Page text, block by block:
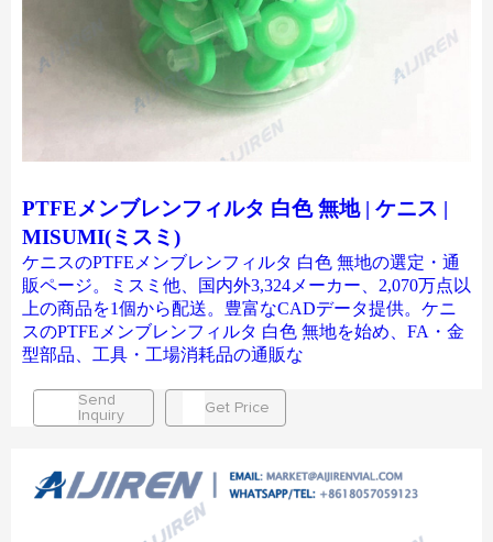
PTFEメンブレンフィルタ 白色 無地 | ケニス |
MISUMI(ミスミ)
ケニスのPTFEメンブレンフィルタ 白色 無地の選定・通
販ページ。ミスミ他、国内外3,324メーカー、2,070万点以
上の商品を1個から配送。豊富なCADデータ提供。ケニ
スのPTFEメンブレンフィルタ 白色 無地を始め、FA・金
型部品、工具・工場消耗品の通販な
Send
Inquiry
Get Price